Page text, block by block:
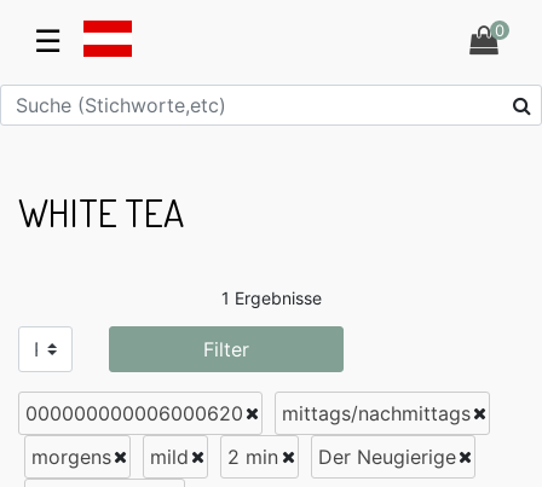
☰ 0
WHITE TEA
1 Ergebnisse
Filter
000000000006000620
mittags/nachmittags
morgens
mild 2 min
Der Neugierige